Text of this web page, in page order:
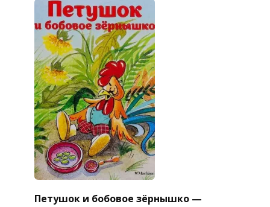
Петушок и бобовое зёрнышко —